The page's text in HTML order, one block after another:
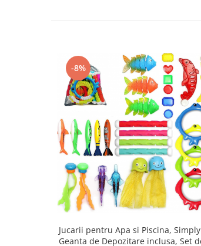
-8%
Jucarii pentru Apa si Piscina,
Geanta de Depozitare inclusa, Set